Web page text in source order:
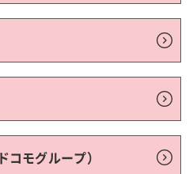
モグループ）